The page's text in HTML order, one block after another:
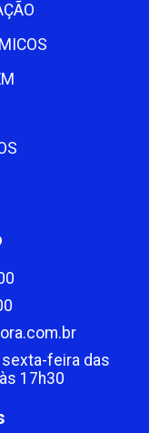
feira das
17h30